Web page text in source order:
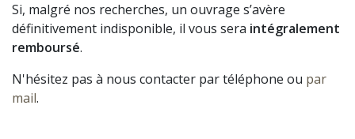
Si, malgré nos recherches, un ouvrage s’avère
définitivement indisponible, il vous sera intégralement
remboursé.
N'hésitez pas à nous contacter par téléphone ou par
mail.